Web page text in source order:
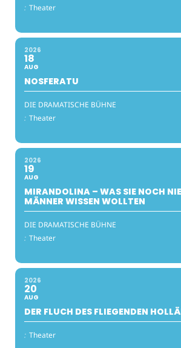
: Theater
2026
18
AUG
NOSFERATU
DIE DRAMATISCHE BÜHNE
: Theater
2026
19
AUG
MIRANDOLINA – WAS SIE NOCH
MÄNNER WISSEN WOLLTEN
DIE DRAMATISCHE BÜHNE
: Theater
2026
20
AUG
DER FLUCH DES FLIEGENDEN
: Theater